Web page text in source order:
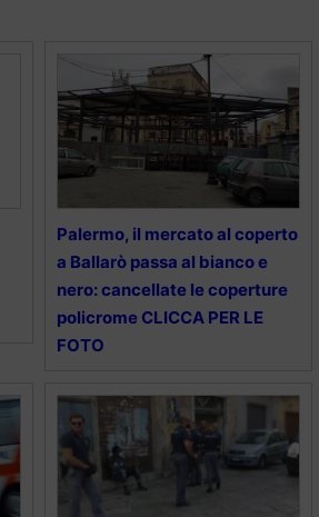
Palermo, il mercato al coperto
a Ballarò passa al bianco e
nero: cancellate le coperture
policrome CLICCA PER LE
FOTO